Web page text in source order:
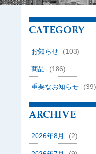
CATEGORY
お知らせ (103)
商品 (186)
重要なお知らせ (39)
ARCHIVE
2026年8月 (2)